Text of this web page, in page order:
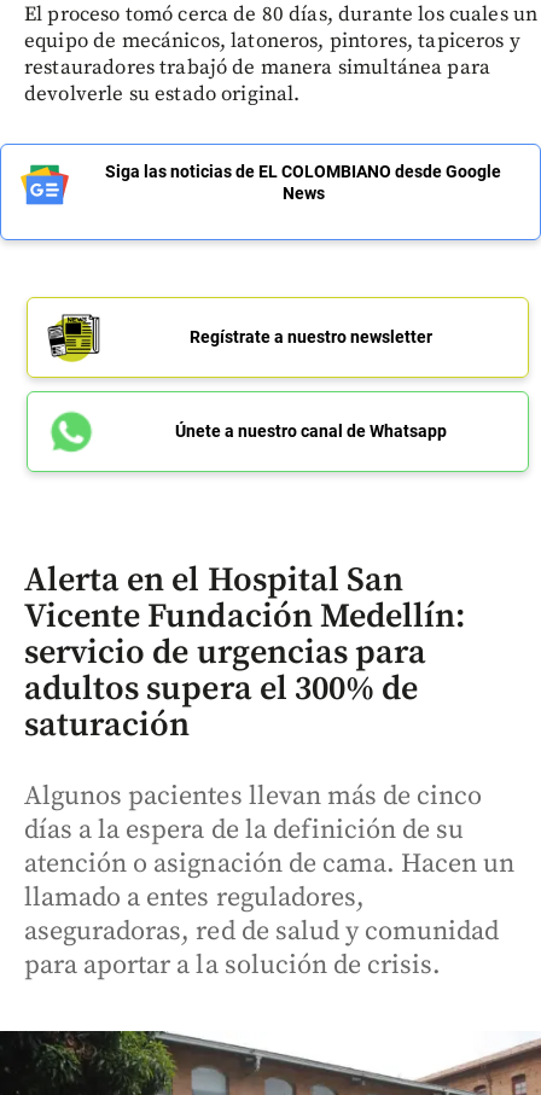
El proceso tomó cerca de 80 días, durante los cuales un
equipo de mecánicos, latoneros, pintores, tapiceros y
restauradores trabajó de manera simultánea para
devolverle su estado original.
Siga las noticias de EL COLOMBIANO desde Google
News
Regístrate a nuestro newsletter
Únete a nuestro canal de Whatsapp
Alerta en el Hospital San
Vicente Fundación Medellín:
servicio de urgencias para
adultos supera el 300% de
saturación
Algunos pacientes llevan más de cinco
días a la espera de la definición de su
atención o asignación de cama. Hacen un
llamado a entes reguladores,
aseguradoras, red de salud y comunidad
para aportar a la solución de crisis.